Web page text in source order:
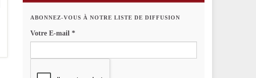
ABONNEZ-VOUS À NOTRE LISTE DE DIFFUSION
Votre E-mail *